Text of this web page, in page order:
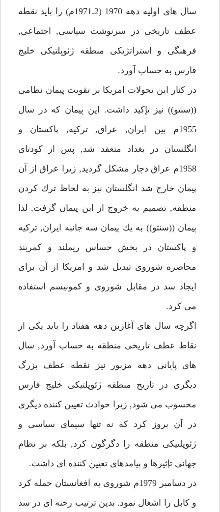
سال هاى اوليه دهه 1970 (2ـ1971م) را بايد نقطه
عطف تاريخى در سرنوشت سياسى, اجتماعى,
فرهنگى و استراتژيكى منطقه ژئوپلتيكى خليج
فارس به حساب آورد.
در كنار اين تحولات امريكا بر تقويت پيمان نظامى
((سنتو)) نيز تإكيد داشت. اين پيمان كه در سال
1955م بين ايران, عراق, تركيه, پاكستان و
انگلستان در بغداد منعقد شد, پس از كودتاى
1958م عراق دچار مشكل گرديد, زيرا عراق از آن
پيمان خارج شد انگلستان نيز به لحاظ ترك كردن
منطقه, تصميم به خروج از اين پيمان گرفت, لذا
پيمان ((سنتو)) به يك پيمان سه جانبه ايران, تركيه
و پاكستان در بخش حساس ريملند و كمربند
محاصره شوروى تبديل شد و امريكا از آن براى
ايجاد سد در مقابل شوروى و كمونيسم استفاده
مى كرد.
اگرچه سال هاى آغازين دهه هفتاد را بايد يكى از
نقاط عطف تاريخى منطقه به حساب آورد, سال
هاى پايانى دهه مزبور نيز نقطه عطف بزرگ
ديگرى در تاريخ منطقه ژئوپلتيكى خليج فارس
محسوب مى شود, زيرا حوادث تعيين كننده ديگرى
در آن بروز كرد كه نه تنها سيماى سياسى و
ژئوپلتيكى منطقه را دگرگون كرد, بلكه بر نظام
جهانى تإثيرها و پيامدهاى تعيين كننده اى داشت.
در دسامبر 1979م شوروى به افغانستان حمله كرد
و كابل را اشغال نمود. بدين ترتيب رخنه اى در سد